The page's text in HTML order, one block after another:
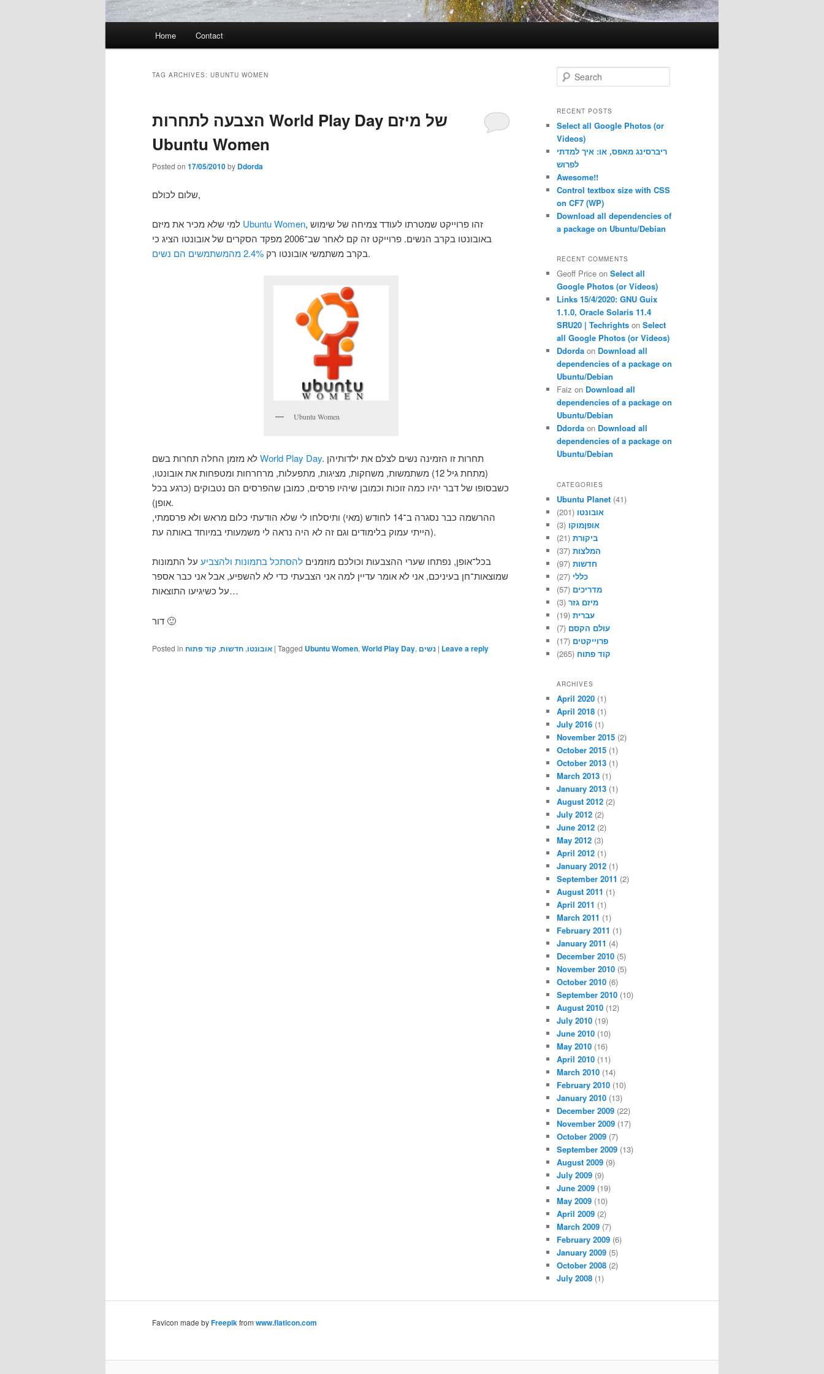
Home Contact
TAG ARCHIVES: UBUNTU WOMEN
הצבעה לתחרות World Play Day של מיזם
Ubuntu Women
Posted on 17/05/2010by Ddorda
שלום לכולם,
Ubuntu Women, זהו פרוייקט שמטרתו לעודד צמיחה של שימוש
באובונטו בקרב הנשים. פרוייקט זה קם לאחר שב־2006 מפקד הסקרים של אובונטו הציג כי
בקרב משתמשי אובונטו רק 2.4% מהמשתמשים הם נשים .
Ubuntu Women
World Play Day. תחרות זו הזמינה נשים לצלם את ילדותיהן
(מתחת גיל 12) משתמשות, משחקות, מציגות, מתפעלות, מרחרחות ומטפחות את אובונטו,
כשבסופו של דבר יהיו כמה זוכות וכמובן שיהיו פרסים, כמובן שהפרסים הם נטבוקים (כרגע בכל
אופן).
ההרשמה כבר נסגרה ב־14 לחודש (מאי) ותיסלחו לי שלא הודעתי כלום מראש ולא פרסמתי,
הייתי עמוק בלימודים וגם זה לא היה נראה לי משמעותי במיוחד באותה עת).
בכל־אופן, נפתחו שערי ההצבעות וכולכם מוזמנים להסתכל בתמונות ולהצביע על התמונות
שמוצאות־חן בעיניכם, אני לא אומר עדיין למה אני הצבעתי כדי לא להשפיע, אבל אני כבר אספר
על כשיגיעו התוצאות…
דור 🙂
Posted in אובונטו, חדשות, קוד פתוח | Tagged Ubuntu Women, World Play Day, נשים | Leave a reply
e
r
h
RECENT POSTS
Select all Google Photos (or
Videos)
ריברסינג מאפס, או: איך למדתי
לפרוש
Awesome!!
Control textbox size with CSS
on CF7 (WP)
Download all dependencies of
a package on Ubuntu/Debian
RECENT COMMENTS
Geoff Price on Select all
Google Photos (or Videos)
Links 15/4/2020: GNU Guix
1.1.0, Oracle Solaris 11.4
SRU20 | Techrights on Select
all Google Photos (or Videos)
Ddorda on Download all
dependencies of a package on
Ubuntu/Debian
Faiz on Download all
dependencies of a package on
Ubuntu/Debian
Ddorda on Download all
dependencies of a package on
Ubuntu/Debian
CATEGORIES
Ubuntu Planet (41)
אובונטו (201)
אופןמוקו (3)
ביקורת (21)
המלצות (37)
חדשות (97)
כללי (27)
מדריכים (57)
מיזם גזר (3)
עברית (19)
עולם הקסם (7)
פרוייקטים (17)
קוד פתוח (265)
ARCHIVES
April 2020 (1)
April 2018 (1)
July 2016 (1)
November 2015 (2)
October 2015 (1)
October 2013 (1)
March 2013 (1)
January 2013 (1)
August 2012 (2)
July 2012 (2)
June 2012 (2)
May 2012 (3)
April 2012 (1)
January 2012 (1)
September 2011 (2)
August 2011 (1)
April 2011 (1)
March 2011 (1)
February 2011 (1)
January 2011 (4)
December 2010 (5)
November 2010 (5)
October 2010 (6)
September 2010 (10)
August 2010 (12)
July 2010 (19)
June 2010 (10)
May 2010 (16)
April 2010 (11)
March 2010 (14)
February 2010 (10)
January 2010 (13)
December 2009 (22)
November 2009 (17)
October 2009 (7)
September 2009 (13)
August 2009 (9)
July 2009 (9)
June 2009 (19)
May 2009 (10)
April 2009 (2)
March 2009 (7)
February 2009 (6)
January 2009 (5)
October 2008 (2)
July 2008 (1)
Favicon made byFreepikfrom www.flaticon.com